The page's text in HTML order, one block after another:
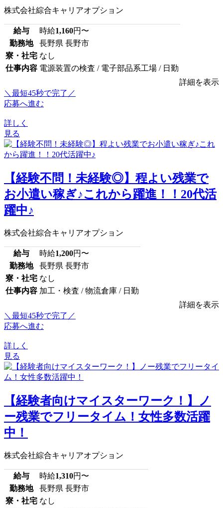
株式会社綜合キャリアオプション
給与 時給1,160円〜
勤務地
長野県 長野市
寮・社宅 なし
仕事内容 電源装置の検査 / 電子部品系工場 / 日勤
詳細を表示
＼最短45秒で完了／
応募へ進む
詳しく
見る
【経験不問！未経験◎】程よい残業で
お小遣い稼ぎ♪これから躍進！！20代活
躍中♪
株式会社綜合キャリアオプション
給与 時給1,200円〜
勤務地
長野県 長野市
寮・社宅 なし
仕事内容 加工・検査 / 物流倉庫 / 日勤
詳細を表示
＼最短45秒で完了／
応募へ進む
詳しく
見る
【経験者向けマイスターワーク！】ノ
ー残業でフリータイム！女性多数活躍
中！
株式会社綜合キャリアオプション
給与 時給1,310円〜
勤務地
長野県 長野市
寮・社宅 なし